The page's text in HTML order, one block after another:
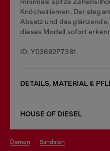
Knöchelriemen. Der
Absatz und das
dieses Modell sofort
ID: Y03662P7381
DETAILS, MATERIAL &
HOUSE OF DIESEL
damen sandalen